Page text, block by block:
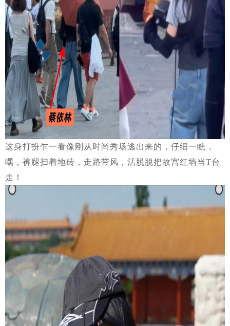
这身打扮乍一看像刚从时尚秀场逃出来的，仔细一瞧，
嘿，裤腿扫着地砖，走路带风，活脱脱把故宫红墙当T台
走！